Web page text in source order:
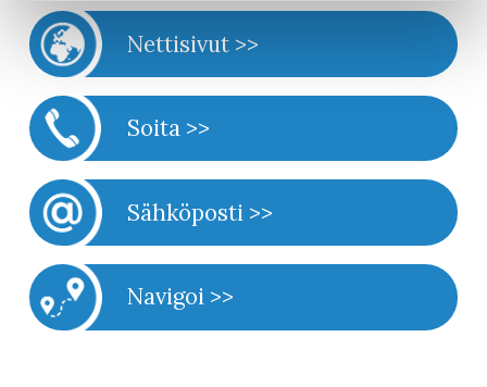
Nettisivut >>
Soita >>
Sähköposti >>
Navigoi >>